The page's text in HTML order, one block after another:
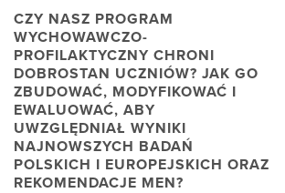
CZY NASZ PROGRAM
WYCHOWAWCZO-
PROFILAKTYCZNY CHRONI
DOBROSTAN UCZNIÓW? JAK GO
ZBUDOWAĆ, MODYFIKOWAĆ I
EWALUOWAĆ, ABY
UWZGLĘDNIAŁ WYNIKI
NAJNOWSZYCH BADAŃ
POLSKICH I EUROPEJSKICH ORAZ
REKOMENDACJE MEN?